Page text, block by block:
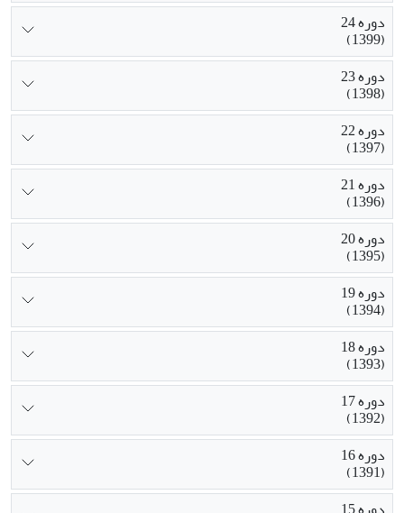
دوره 24
(1399)
دوره 23
(1398)
دوره 22
(1397)
دوره 21
(1396)
دوره 20
(1395)
دوره 19
(1394)
دوره 18
(1393)
دوره 17
(1392)
دوره 16
(1391)